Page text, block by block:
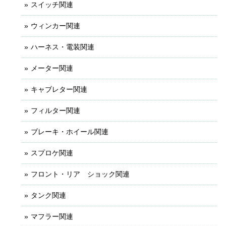
スイッチ関連
ウィンカー関連
ハーネス・電装関連
メーター関連
キャブレター関連
フィルター関連
ブレーキ・ホイール関連
スプロケ関連
フロント・リア ショック関連
タンク関連
マフラー関連